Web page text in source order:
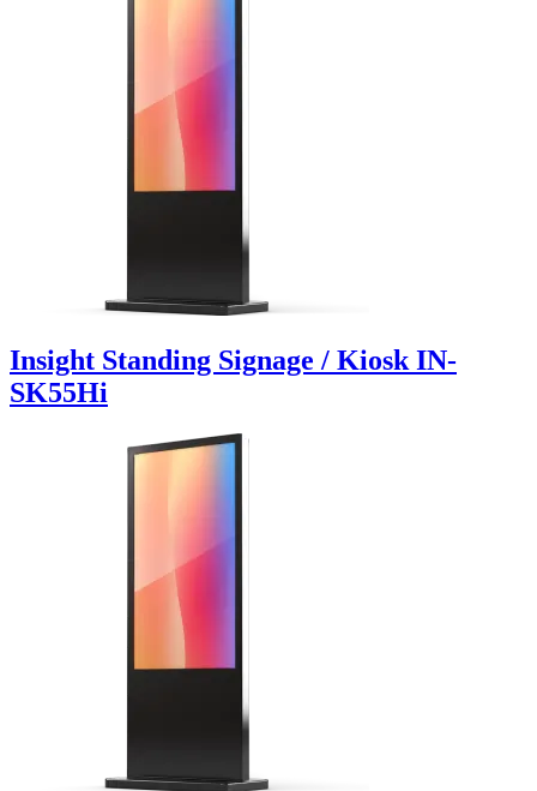
Insight Standing Signage / Kiosk IN-
SK55Hi